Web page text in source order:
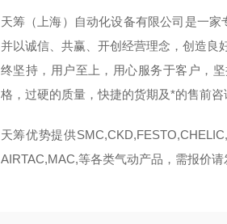
天筹（上海）自动化设备有限公司是一家
并以诚信、共赢、开创经营理念，创造良
终坚持，用户至上，用心服务于客户，
格，过硬的质量，快捷的货期及*的售前咨
天筹优势提供
AIRTAC,MAC,等各类气动产品，需报价